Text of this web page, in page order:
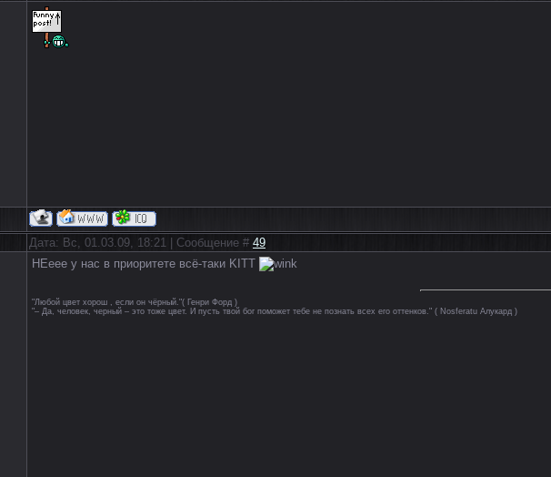
Дата: Вс, 01.03.09, 18:21 | Сообщение # 49
НЕеее у нас в приоритете всё-таки KITT
"Любой цвет хорош , если он чёрный."( Генри Форд )
"– Да, человек, черный – это тоже цвет. И пусть твой бог поможет тебе не познать всех его оттенков." ( Nosferatu Алукард )